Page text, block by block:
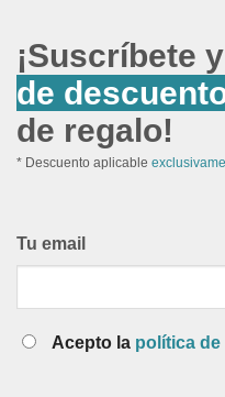
¡Suscríbete
de
de regalo!
* Descuento aplicable
Tu email
Acepto la política de